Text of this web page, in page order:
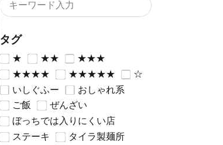
タグ
★ ★★
★★★
★★★★
★★★★★
☆
いしぐふー
おしゃれ系
ご飯
ぜんざい
ぼっちでは入りにくい店
ステーキ
タイラ製麺所